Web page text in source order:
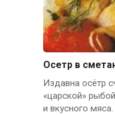
Осетр в
Издавна осётр
«царской»
и вкусного